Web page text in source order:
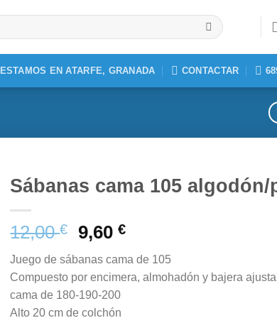
ESTAMOS EN ATARFE, GRANADA CONTACTAR
Sábanas cama 105 algodón/
12,00€ 9,60€
Juego de sábanas cama de 105
Compuesto por encimera, almohadón y bajera
cama de 180-190-200
Alto 20 cm de colchón